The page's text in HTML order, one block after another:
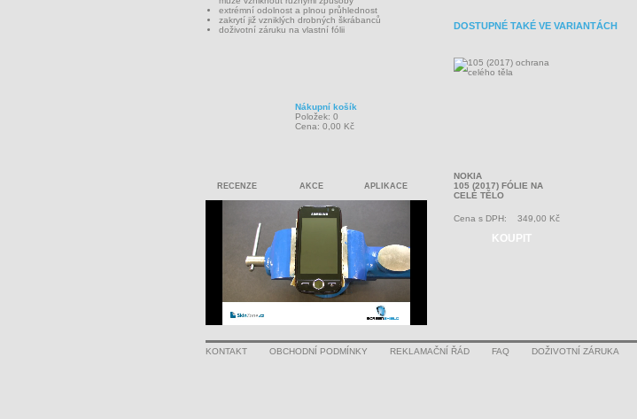
extrémní odolnost a plnou průhlednost
zakrytí již vzniklých drobných škrábanců
doživotní záruku na vlastní fólii
Nákupní košík
Položek: 0
Cena: 0,00 Kč
RECENZE AKCE APLIKACE
DOSTUPNÉ TAKÉ VE VARIANTÁCH
NOKIA
105 (2017) FÓLIE NA
CELÉ TĚLO
Cena s DPH: 349,00 Kč
KOUPIT
KONTAKT OBCHODNÍ PODMÍNKY REKLAMAČNÍ ŘÁD FAQ DOŽIVOTNÍ ZÁRUKA